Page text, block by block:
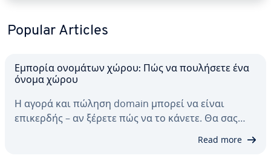
Popular Articles
Εμπορία ονομάτων χώρου: Πώς να πουλήσετε ένα
όνομα χώρου
Η αγορά και πώληση domain μπορεί να είναι
επικερδής – αν ξέρετε πώς να το κάνετε. Θα σας…
Read more